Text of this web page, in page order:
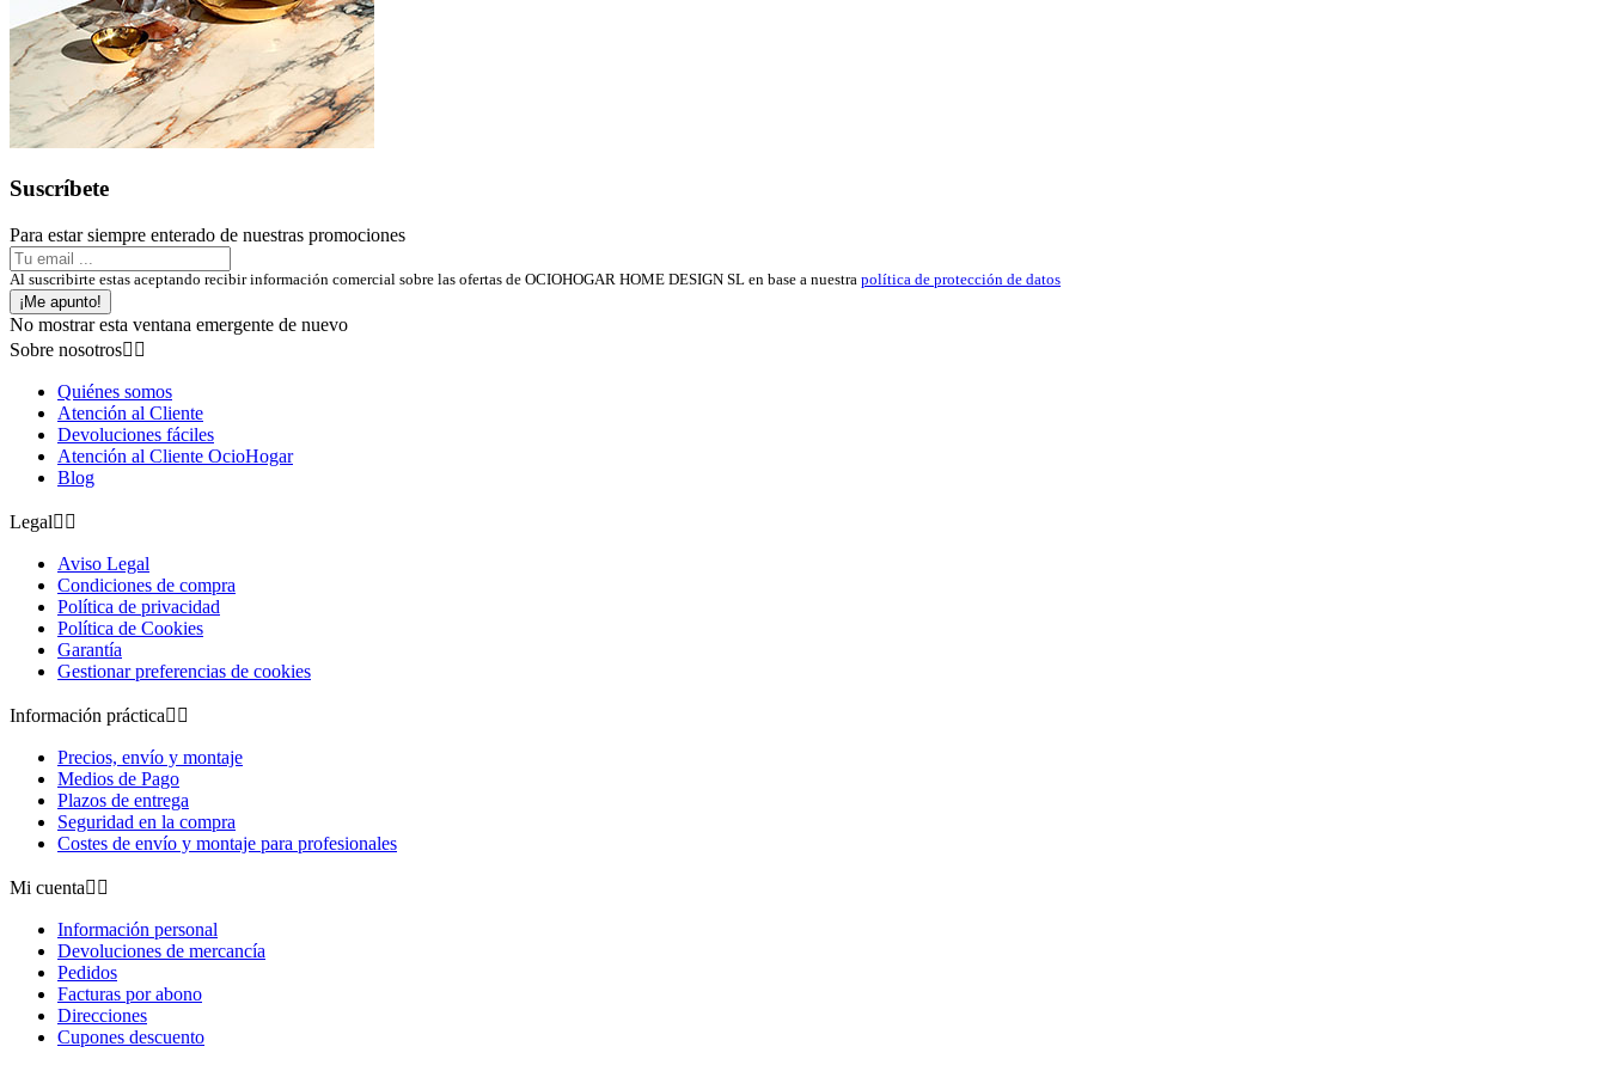
Suscríbete
Para estar siempre enterado de nuestras promociones
Al suscribirte estas aceptando recibir información comercial sobre las ofertas de OCIOHOGAR HOME DESIGN SL en base a nuestra política de protección de datos
¡Me apunto!
No mostrar esta ventana emergente de nuevo
Sobre nosotros 
Quiénes somos
Atención al Cliente
Devoluciones fáciles
Atención al Cliente OcioHogar
Blog
Legal 
Aviso Legal
Condiciones de compra
Política de privacidad
Política de Cookies
Garantía
Gestionar preferencias de cookies
Información práctica 
Precios, envío y montaje
Medios de Pago
Plazos de entrega
Seguridad en la compra
Costes de envío y montaje para profesionales
Mi cuenta 
Información personal
Devoluciones de mercancía
Pedidos
Facturas por abono
Direcciones
Cupones descuento